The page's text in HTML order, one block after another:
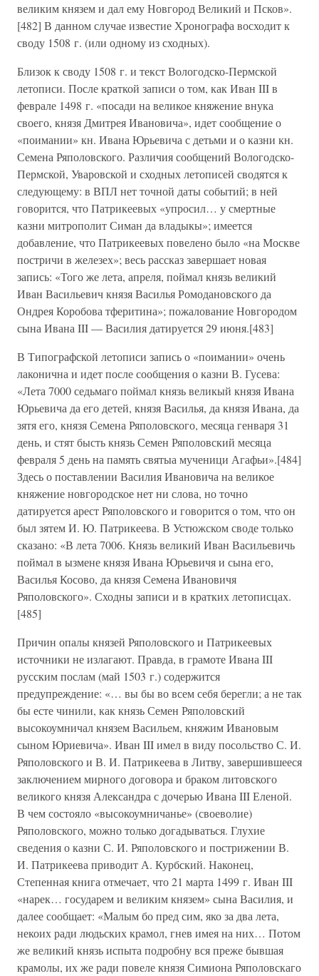
великим князем и дал ему Новгород Великий и Псков».
[482] В данном случае известие Хронографа восходит к
своду 1508 г. (или одному из сходных).
Близок к своду 1508 г. и текст Вологодско-Пермской
летописи. После краткой записи о том, как Иван III в
феврале 1498 г. «посади на великое княжение внука
своего, князя Дмитрея Ивановича», идет сообщение о
«поимании» кн. Ивана Юрьевича с детьми и о казни кн.
Семена Ряполовского. Различия сообщений Вологодско-
Пермской, Уваровской и сходных летописей сводятся к
следующему: в ВПЛ нет точной даты событий; в ней
говорится, что Патрикеевых «упросил… у смертные
казни митрополит Симан да владыкы»; имеется
добавление, что Патрикеевых повелено было «на Москве
постричи в железех»; весь рассказ завершает новая
запись: «Того же лета, апреля, поймал князь великий
Иван Васильевич князя Василья Ромодановского да
Ондрея Коробова тферитина»; пожалование Новгородом
сына Ивана III — Василия датируется 29 июня.[483]
В Типографской летописи запись о «поимании» очень
лаконична и идет после сообщения о казни В. Гусева:
«Лета 7000 седьмаго поймал князь великый князя Ивана
Юрьевича да его детей, князя Василья, да князя Ивана, да
зятя его, князя Семена Ряполовского, месяца генваря 31
день, и стят бысть князь Семен Ряполовский месяца
февраля 5 день на память святыа мученици Агафьи».[484]
Здесь о поставлении Василия Ивановича на великое
княжение новгородское нет ни слова, но точно
датируется арест Ряполовского и говорится о том, что он
был зятем И. Ю. Патрикеева. В Устюжском своде только
сказано: «В лета 7006. Князь великий Иван Васильевичь
поймал в ызмене князя Ивана Юрьевичя и сына его,
Василья Косово, да князя Семена Ивановичя
Ряполовского». Сходны записи и в кратких летописцах.
[485]
Причин опалы князей Ряполовского и Патрикеевых
источники не излагают. Правда, в грамоте Ивана III
русским послам (май 1503 г.) содержится
предупреждение: «… вы бы во всем себя берегли; а не так
бы есте чинили, как князь Семен Ряполовский
высокоумничал князем Васильем, княжим Ивановым
сыном Юриевича». Иван III имел в виду посольство С. И.
Ряполовского и В. И. Патрикеева в Литву, завершившееся
заключением мирного договора и браком литовского
великого князя Александра с дочерью Ивана III Еленой.
В чем состояло «высокоумничанье» (своеволие)
Ряполовского, можно только догадываться. Глухие
сведения о казни С. И. Ряполовского и пострижении В.
И. Патрикеева приводит А. Курбский. Наконец,
Степенная книга отмечает, что 21 марта 1499 г. Иван III
«нарек… государем и великим князем» сына Василия, и
далее сообщает: «Малым бо пред сим, яко за два лета,
некоих ради людьских крамол, гнев имея на них… Потом
же великий князь испыта подробну вся преже бывшая
крамолы, их же ради повеле князя Симиона Ряполовскаго